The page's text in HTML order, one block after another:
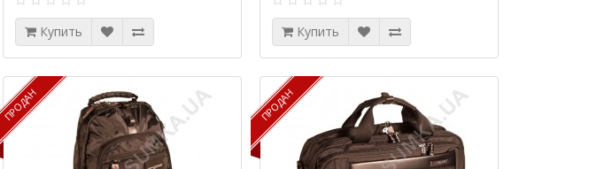
Купить Купить
ПРОДАН
ПРОДАН ПРОДАН
ПРОДАН